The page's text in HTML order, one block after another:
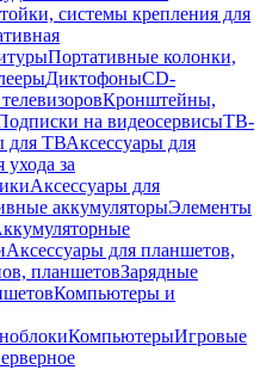
системы крепления для
Портативные колонки,
ДиктофоныCD-
Кронштейны,
на видеосервисыТВ-
для ТВАксессуары для
ухода за
Аксессуары для
аккумуляторыЭлементы
Аксессуары для планшетов,
планшетовЗарядные
Компьютеры и
КомпьютерыИгровые